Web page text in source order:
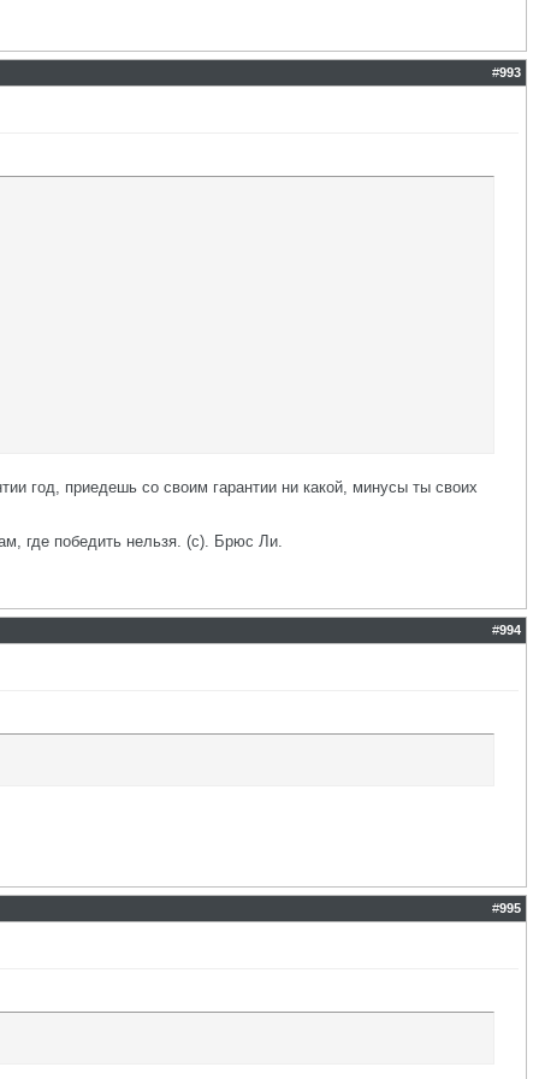
#993
год, приедешь со своим гарантии ни какой, минусы ты своих
где победить нельзя. (с). Брюс Ли.
#994
#995